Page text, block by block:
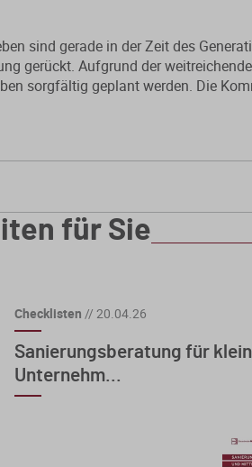
sind gerade in der Zeit des
gerückt. Aufgrund der
sorgfältig geplant werden. Die
für Sie
Checklisten // 20.04.26
Sanierungsberatung für
Unternehm...